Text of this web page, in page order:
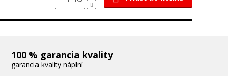
100 % garancia kvality
garancia kvality náplní